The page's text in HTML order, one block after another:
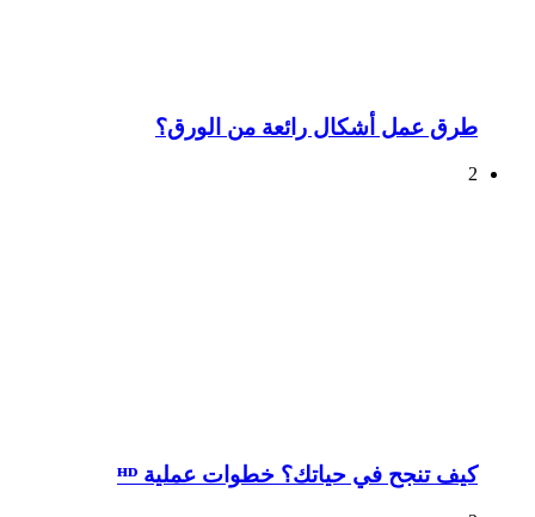
طرق عمل أشكال رائعة من الورق؟
2
كيف تنجح في حياتك؟ خطوات عملية ᴴᴰ